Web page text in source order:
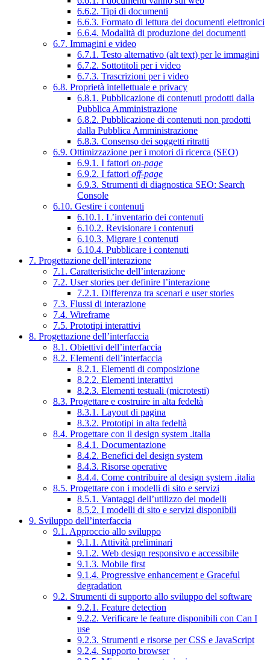
6.6.2. Tipi di documenti
6.6.3. Formato di lettura dei documenti elettronici
6.6.4. Modalità di produzione dei documenti
6.7. Immagini e video
6.7.1. Testo alternativo (alt text) per le immagini
6.7.2. Sottotitoli per i video
6.7.3. Trascrizioni per i video
6.8. Proprietà intellettuale e privacy
6.8.1. Pubblicazione di contenuti prodotti dalla
Pubblica Amministrazione
6.8.2. Pubblicazione di contenuti non prodotti
dalla Pubblica Amministrazione
6.8.3. Consenso dei soggetti ritratti
6.9. Ottimizzazione per i motori di ricerca (SEO)
6.9.1. I fattori on-page
6.9.2. I fattori off-page
6.9.3. Strumenti di diagnostica SEO: Search
Console
6.10. Gestire i contenuti
6.10.1. L’inventario dei contenuti
6.10.2. Revisionare i contenuti
6.10.3. Migrare i contenuti
6.10.4. Pubblicare i contenuti
7. Progettazione dell’interazione
7.1. Caratteristiche dell’interazione
7.2. User stories per definire l’interazione
7.2.1. Differenza tra scenari e user stories
7.3. Flussi di interazione
7.4. Wireframe
7.5. Prototipi interattivi
8. Progettazione dell’interfaccia
8.1. Obiettivi dell’interfaccia
8.2. Elementi dell’interfaccia
8.2.1. Elementi di composizione
8.2.2. Elementi interattivi
8.2.3. Elementi testuali (microtesti)
8.3. Progettare e costruire in alta fedeltà
8.3.1. Layout di pagina
8.3.2. Prototipi in alta fedeltà
8.4. Progettare con il design system .italia
8.4.1. Documentazione
8.4.2. Benefici del design system
8.4.3. Risorse operative
8.4.4. Come contribuire al design system .italia
8.5. Progettare con i modelli di sito e servizi
8.5.1. Vantaggi dell’utilizzo dei modelli
8.5.2. I modelli di sito e servizi disponibili
9. Sviluppo dell’interfaccia
9.1. Approccio allo sviluppo
9.1.1. Attività preliminari
9.1.2. Web design responsivo e accessibile
9.1.3. Mobile first
9.1.4. Progressive enhancement e Graceful
degradation
9.2. Strumenti di supporto allo sviluppo del software
9.2.1. Feature detection
9.2.2. Verificare le feature disponibili con Can I
use
9.2.3. Strumenti e risorse per CSS e JavaScript
9.2.4. Supporto browser